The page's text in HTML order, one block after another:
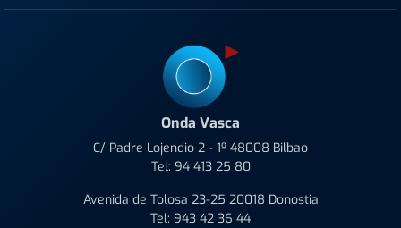
Onda Vasca
C/ Padre Lojendio 2 - 1º 48008 Bilbao
Tel: 94 413 25 80
Avenida de Tolosa 23-25 20018 Donostia
Tel: 943 42 36 44